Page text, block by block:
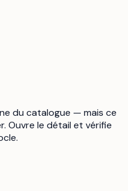
du catalogue — mais ce
Ouvre le détail et vérifie